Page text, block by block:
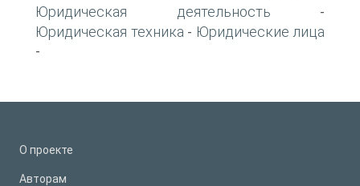
Юридическая деятельность -
Юридическая техника - Юридические лица
-
О проекте
Авторам